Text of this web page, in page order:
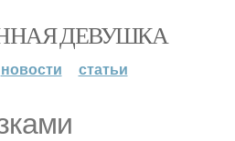
ДЕВУШКА
новости статьи